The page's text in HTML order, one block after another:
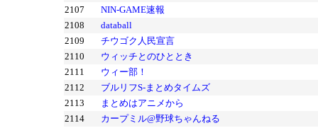
2107
NIN-GAME速報
2108
databall
2109
チウゴク人民宣言
2110
ウィッチとのひととき
2111
ウィー部！
2112
ブルリフS-まとめタイムズ
2113
まとめはアニメから
2114
カープミル@野球ちゃんねる